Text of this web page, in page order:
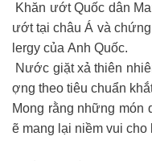
Khăn ướt Quốc dân
ướt tại châu Á và
lergy của Anh Quốc.
Nước giặt xả thiên
ợng theo tiêu chuẩn
Mong rằng những món
ẽ mang lại niềm vui cho